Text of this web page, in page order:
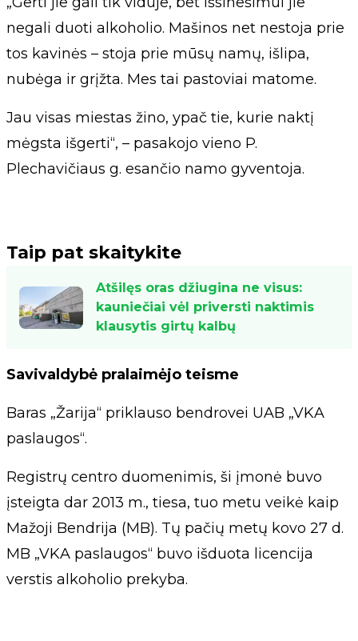
negali duoti alkoholio. Mašinos net nestoja prie
tos kavinės – stoja prie mūsų namų, išlipa,
nubėga ir grįžta. Mes tai pastoviai matome.
Jau visas miestas žino, ypač tie, kurie naktį
mėgsta išgerti“, – pasakojo vieno P.
Plechavičiaus g. esančio namo gyventoja.
Taip pat skaitykite
Atšilęs oras džiugina ne visus:
kauniečiai vėl priversti naktimis
klausytis girtų kalbų
Savivaldybė pralaimėjo teisme
Baras „Žarija“ priklauso bendrovei UAB „VKA
paslaugos“.
Registrų centro duomenimis, ši įmonė buvo
įsteigta dar 2013 m., tiesa, tuo metu veikė kaip
Mažoji Bendrija (MB). Tų pačių metų kovo 27 d.
MB „VKA paslaugos“ buvo išduota licencija
verstis alkoholio prekyba.